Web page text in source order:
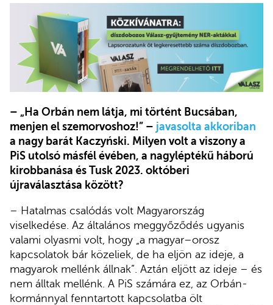
– „Ha Orbán nem látja, mi történt Bucsában,
menjen el szemorvoshoz!” – javasolta akkoriban
a nagy barát Kaczyński. Milyen volt a viszony a
PiS utolsó másfél évében, a nagyléptékű háború
kirobbanása és Tusk 2023. októberi
újraválasztása között?
– Hatalmas csalódás volt Magyarország
viselkedése. Az általános meggyőződés ugyanis
valami olyasmi volt, hogy „a magyar–orosz
kapcsolatok bár közeliek, de ha eljön az ideje, a
magyarok mellénk állnak”. Aztán eljött az ideje – és
nem álltak mellénk. A PiS számára ez, az Orbán-
kormánnyal fenntartott kapcsolatba ölt